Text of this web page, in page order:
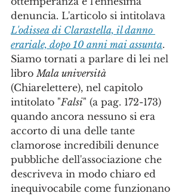
denuncia. L'articolo si intitolava
L'odissea di Clarastella, il danno
erariale, dopo 10 anni mai assunta.
Siamo tornati a parlare di lei nel
libro Mala università
(Chiarelettere), nel capitolo
intitolato "Falsi" (a pag. 172-173)
quando ancora nessuno si era
accorto di una delle tante
clamorose incredibili denunce
pubbliche dell'associazione che
descriveva in modo chiaro ed
inequivocabile come funzionano